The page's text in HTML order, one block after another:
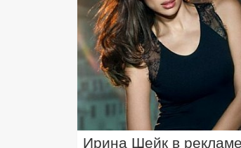
Ирина Шейк в